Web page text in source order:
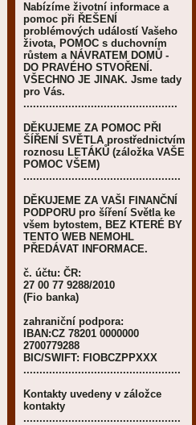
Nabízíme životní informace a
pomoc při ŘEŠENÍ
problémových událostí Vašeho
života, POMOC s duchovním
růstem a NÁVRATEM DOMŮ -
DO PRAVÉHO STVOŘENÍ.
VŠECHNO JE JINAK. Jsme tady
pro Vás.
................................................
DĚKUJEME ZA POMOC PŘI
ŠÍŘENÍ SVĚTLA prostřednictvím
roznosu LETÁKŮ (záložka VAŠE
POMOC VŠEM)
.................................................
DĚKUJEME ZA VAŠI FINANČNÍ
PODPORU pro šíření Světla ke
všem bytostem, BEZ KTERÉ BY
TENTO WEB NEMOHL
PŘEDÁVAT INFORMACE.
č. účtu: ČR:
27 00 77 9288/2010
(Fio banka)
zahraniční podpora:
IBAN:CZ 78201 0000000
2700779288
BIC/SWIFT: FIOBCZPPXXX
.................................................
Kontakty uvedeny v záložce
kontakty
.................................................